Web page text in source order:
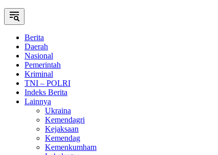
Berita
Daerah
Nasional
Pemerintah
Kriminal
TNI – POLRI
Indeks Berita
Lainnya
Ukraina
Kemendagri
Kejaksaan
Kemendag
Kemenkumham